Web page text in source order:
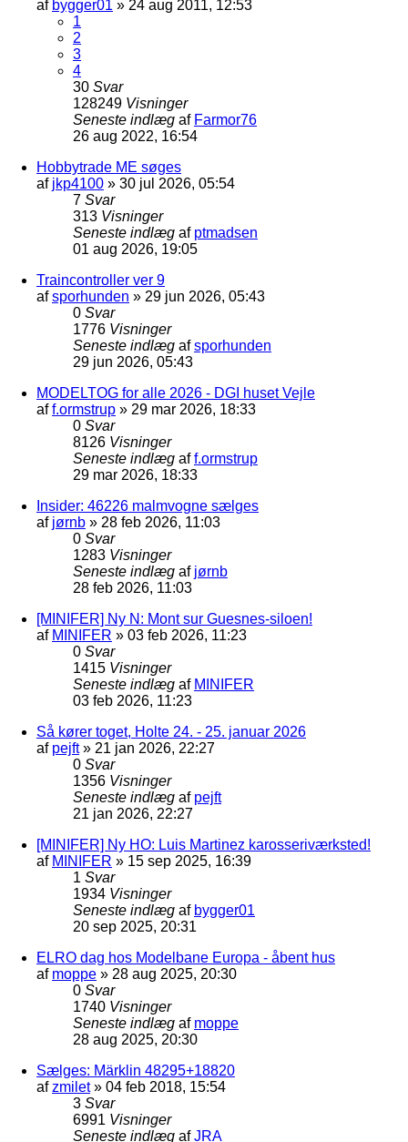
af bygger01 » 24 aug 2011, 12:53
1
2
3
4
30 Svar
128249 Visninger
Seneste indlæg af Farmor76
26 aug 2022, 16:54
Hobbytrade ME søges
af jkp4100 » 30 jul 2026, 05:54
7 Svar
313 Visninger
Seneste indlæg af ptmadsen
01 aug 2026, 19:05
Traincontroller ver 9
afsporhunden » 29 jun 2026, 05:43
0 Svar
1776 Visninger
Seneste indlæg afsporhunden
29 jun 2026, 05:43
MODELTOG for alle 2026 - DGI huset Vejle
aff.ormstrup » 29 mar 2026, 18:33
0 Svar
8126 Visninger
Seneste indlæg aff.ormstrup
29 mar 2026, 18:33
Insider: 46226 malmvogne sælges
af jørnb » 28 feb 2026, 11:03
0 Svar
1283 Visninger
Seneste indlæg af jørnb
28 feb 2026, 11:03
[MINIFER] Ny N: Mont sur Guesnes-siloen!
af MINIFER » 03 feb 2026, 11:23
0 Svar
1415 Visninger
Seneste indlæg af MINIFER
03 feb 2026, 11:23
Så kører toget, Holte 24. - 25. januar 2026
af pejft» 21 jan 2026, 22:27
0 Svar
1356 Visninger
Seneste indlæg af pejft
21 jan 2026, 22:27
[MINIFER] Ny HO: Luis Martinez karosseriværksted!
af MINIFER » 15 sep 2025, 16:39
1 Svar
1934 Visninger
Seneste indlæg af bygger01
20 sep 2025, 20:31
ELRO dag hos Modelbane Europa - åbent hus
af moppe » 28 aug 2025, 20:30
0 Svar
1740 Visninger
Seneste indlæg af moppe
28 aug 2025, 20:30
Sælges: Märklin 48295+18820
afzmilet» 04 feb 2018, 15:54
3 Svar
6991 Visninger
Seneste indlæg afJRA